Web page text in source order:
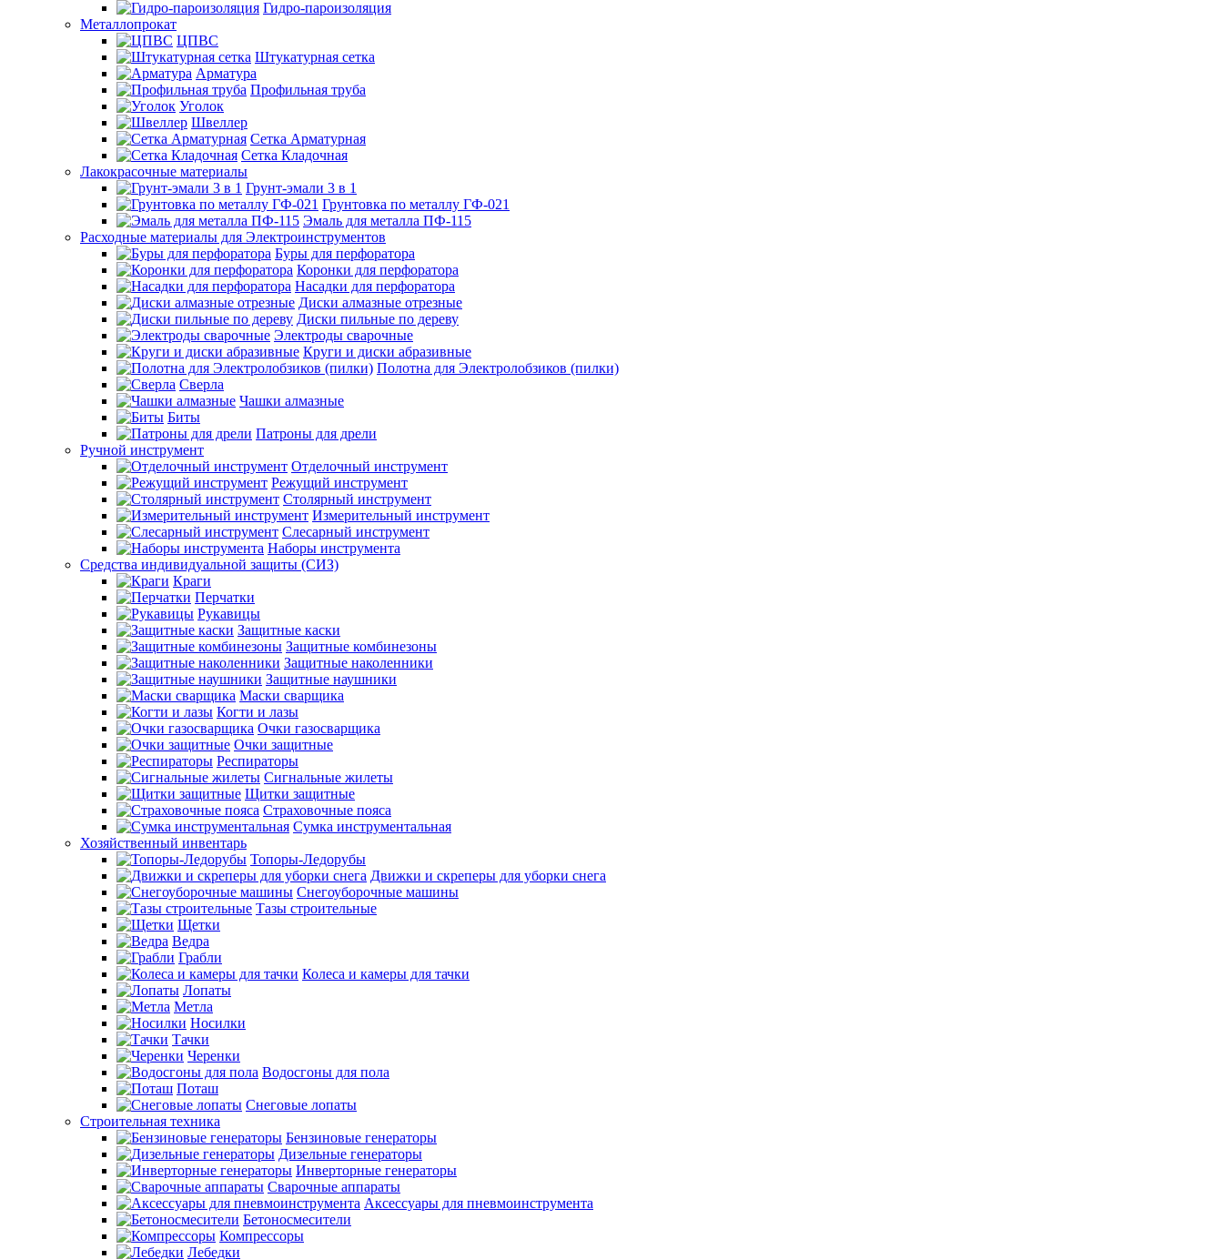
Гидро-пароизоляция
Металлопрокат
ЦПВС
Штукатурная сетка
Арматура
Профильная труба
Уголок
Швеллер
Сетка Арматурная
Сетка Кладочная
Лакокрасочные материалы
Грунт-эмали 3 в 1
Грунтовка по металлу ГФ-021
Эмаль для металла ПФ-115
Расходные материалы для Электроинструментов
Буры для перфоратора
Коронки для перфоратора
Насадки для перфоратора
Диски алмазные отрезные
Диски пильные по дереву
Электроды сварочные
Круги и диски абразивные
Полотна для Электролобзиков (пилки)
Сверла
Чашки алмазные
Биты
Патроны для дрели
Ручной инструмент
Отделочный инструмент
Режущий инструмент
Столярный инструмент
Измерительный инструмент
Слесарный инструмент
Наборы инструмента
Средства индивидуальной защиты (СИЗ)
Краги
Перчатки
Рукавицы
Защитные каски
Защитные комбинезоны
Защитные наколенники
Защитные наушники
Маски сварщика
Когти и лазы
Очки газосварщика
Очки защитные
Респираторы
Сигнальные жилеты
Щитки защитные
Страховочные пояса
Сумка инструментальная
Хозяйственный инвентарь
Топоры-Ледорубы
Движки и скреперы для уборки снега
Снегоуборочные машины
Тазы строительные
Щетки
Ведра
Грабли
Колеса и камеры для тачки
Лопаты
Метла
Носилки
Тачки
Черенки
Водосгоны для пола
Поташ
Снеговые лопаты
Строительная техника
Бензиновые генераторы
Дизельные генераторы
Инверторные генераторы
Сварочные аппараты
Аксессуары для пневмоинструмента
Бетоносмесители
Компрессоры
Лебедки